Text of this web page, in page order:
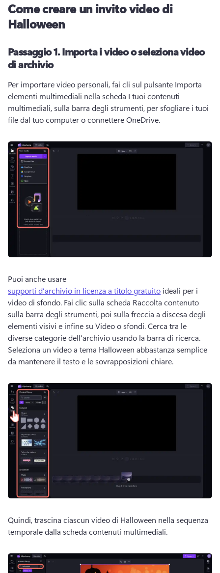
Come creare un invito video di
Halloween
Passaggio 1.Importa i video o seleziona video
di archivio
Per importare video personali, fai cli sul pulsante Importa
elementi multimediali nella scheda I tuoi contenuti
multimediali, sulla barra degli strumenti, per sfogliare i tuoi
file dal tuo computer o connettere OneDrive.
Puoi anche usare
supporti d’archivio in licenza a titolo gratuito ideali per i
video di sfondo. Fai clic sulla scheda Raccolta contenuto
sulla barra degli strumenti, poi sulla freccia a discesa degli
elementi visivi e infine su Video o sfondi. Cerca tra le
Seleziona un video a tema Halloween abbastanza semplice
da mantenere il testo e le sovrapposizioni chiare.
Quindi, trascina ciascun video di Halloween nella sequenza
temporale dalla scheda contenuti multimediali.